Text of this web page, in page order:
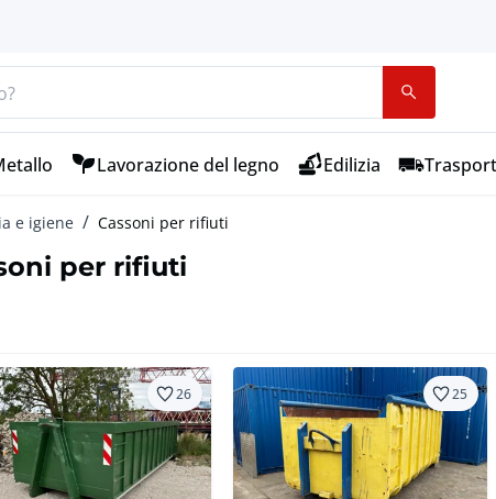
Lavorazione del legno Edilizia
e igiene Cassoni per rifiuti
per rifiuti
26 25